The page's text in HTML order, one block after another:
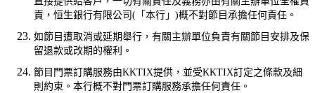
責，恒生銀行有限公司(「本行」)概不對節目承擔任何責任。
如節目遭取消或延期舉行，有關主辦單位負責有關節目安排及保
留退款或改期的權利。
節目門票訂購服務由KKTIX提供，並受KKTIX訂定之條款及細
則約束。本行概不對門票訂購服務承擔任何責任。